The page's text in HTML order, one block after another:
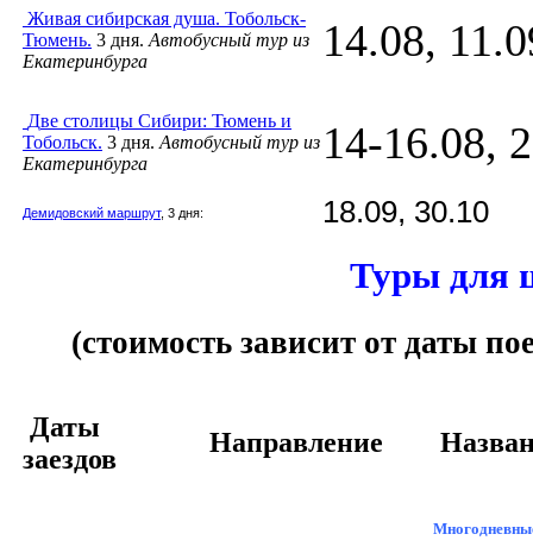
Живая сибирская душа. Тобольск-
Тюмень. 3 дня. Автобусный тур из
Екатеринбурга
14.08,
Две столицы Сибири: Тюмень и
Тобольск. 3 дня. Автобусный тур из
Екатеринбурга
14-16.08,
Демидовский маршрут, 3 дня: 18.09, 30.10
Туры для
(стоимость зависит от даты
Даты
заездов
Направление